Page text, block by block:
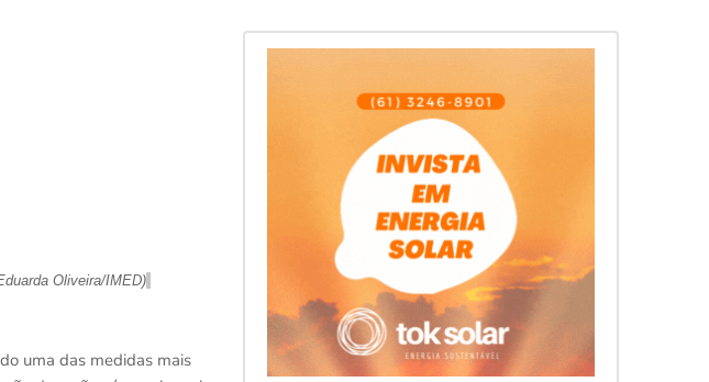
Oliveira/IMED)
uma das medidas mais